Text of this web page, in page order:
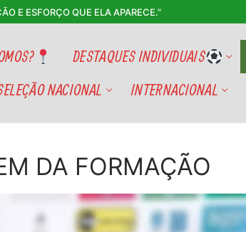
E ESFORÇO QUE ELA APARECE.”
DESTAQUES INDIVIDUAIS
NACIONAL INTERNACIONAL
DA FORMAÇÃO